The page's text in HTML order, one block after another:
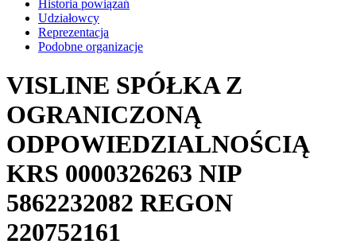
Historia powiązań
Udziałowcy
Reprezentacja
Podobne organizacje
VISLINE SPÓŁKA Z
OGRANICZONĄ
ODPOWIEDZIALNOŚCIĄ
KRS 0000326263 NIP
5862232082 REGON
220752161